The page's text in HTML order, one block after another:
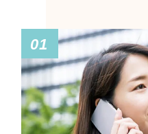
01